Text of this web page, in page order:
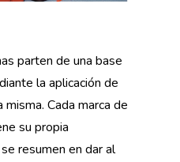
parten de una base
la aplicación de
Cada marca de
su propia
resumen en dar al